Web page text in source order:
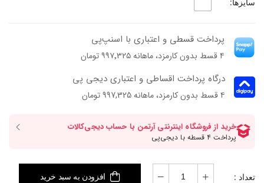
پرداخت قسطی و اعتباری با اسنپ‌پی
۴ قسط بدون کارمزد، ماهانه ۹۹۷٬۳۲۵ تومان
درگاه پرداخت اقساطی و اعتباری دیجی پی
۴ قسط بدون کارمزد، ماهانه 997,325 تومان
تعداد : افزودن به سبد خرید